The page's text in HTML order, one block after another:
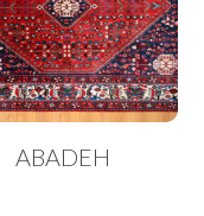
ABADEH